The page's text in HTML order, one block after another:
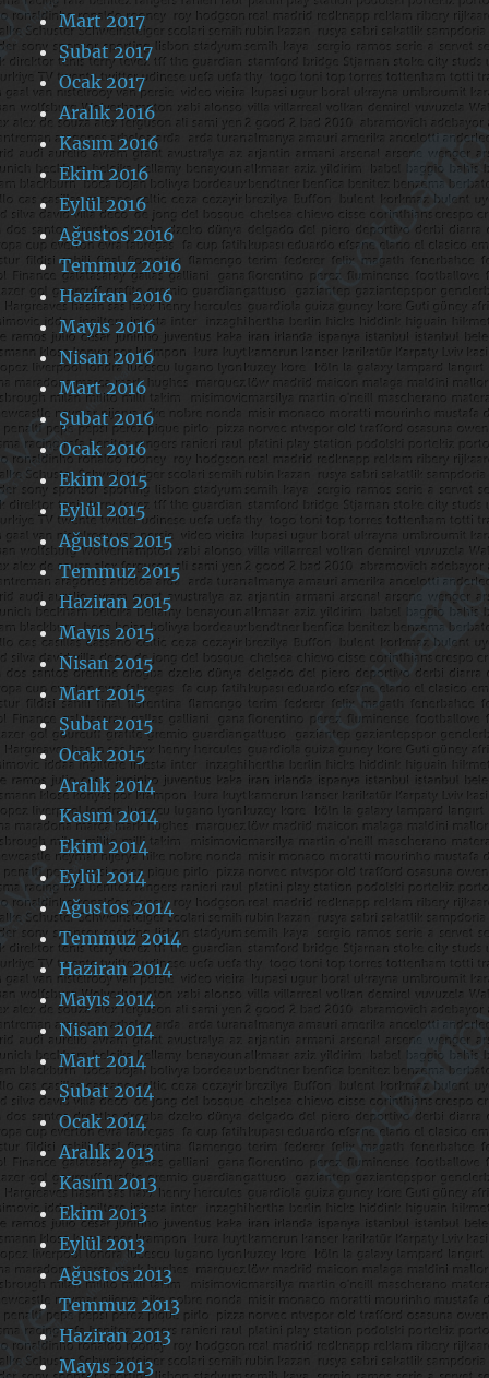
Mart 2017
Şubat 2017
Ocak 2017
Aralık 2016
Kasım 2016
Ekim 2016
Eylül 2016
Ağustos 2016
Temmuz 2016
Haziran 2016
Mayıs 2016
Nisan 2016
Mart 2016
Şubat 2016
Ocak 2016
Ekim 2015
Eylül 2015
Ağustos 2015
Temmuz 2015
Haziran 2015
Mayıs 2015
Nisan 2015
Mart 2015
Şubat 2015
Ocak 2015
Aralık 2014
Kasım 2014
Ekim 2014
Eylül 2014
Ağustos 2014
Temmuz 2014
Haziran 2014
Mayıs 2014
Nisan 2014
Mart 2014
Şubat 2014
Ocak 2014
Aralık 2013
Kasım 2013
Ekim 2013
Eylül 2013
Ağustos 2013
Temmuz 2013
Haziran 2013
Mayıs 2013